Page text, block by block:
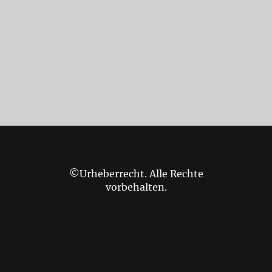
©Urheberrecht. Alle Rechte
vorbehalten.